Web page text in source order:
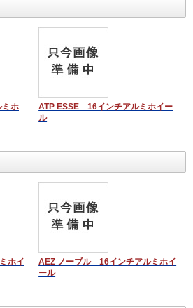
ホ
ATP ESSE 16インチアルミホイー
ル
ホイ
AEZ ノーブル 16インチアルミホイ
ール